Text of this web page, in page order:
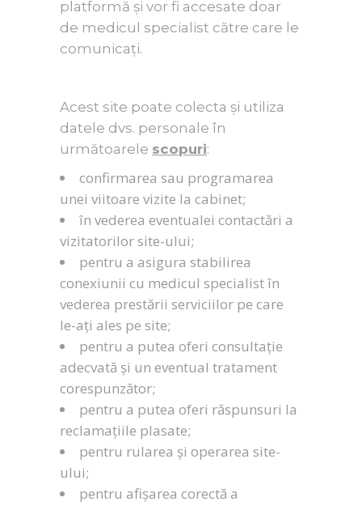
platformă și vor fi accesate doar
de medicul specialist către care le
comunicați.
Acest site poate colecta și utiliza
datele dvs. personale în
următoarele scopuri:
confirmarea sau programarea
unei viitoare vizite la cabinet;
în vederea eventualei contactări a
vizitatorilor site-ului;
pentru a asigura stabilirea
conexiunii cu medicul specialist în
vederea prestării serviciilor pe care
le-ați ales pe site;
pentru a putea oferi consultație
adecvată și un eventual tratament
corespunzător;
pentru a putea oferi răspunsuri la
reclamațiile plasate;
pentru rularea și operarea site-
ului;
pentru afișarea corectă a